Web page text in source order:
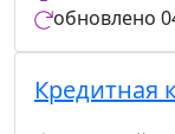
обновлено
Кредитная